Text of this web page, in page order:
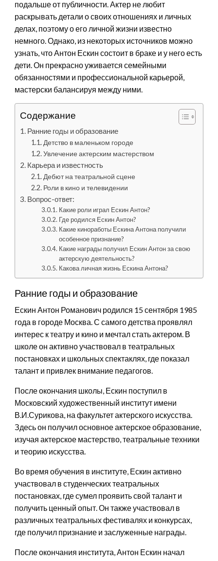
подальше от публичности. Актер не любит
раскрывать детали о своих отношениях и личных
делах, поэтому о его личной жизни известно
немного. Однако, из некоторых источников можно
узнать, что Антон Ескин состоит в браке и у него есть
дети. Он прекрасно уживается семейными
обязанностями и профессиональной карьерой,
мастерски балансируя между ними.
Содержание
Ранние годы и образование
Детство в маленьком городе
Увлечение актерским мастерством
Карьера и известность
Дебют на театральной сцене
Роли в кино и телевидении
Вопрос-ответ:
Какие роли играл Ескин Антон?
Где родился Ескин Антон?
Какие киноработы Ескина Антона получили
особенное признание?
Какие награды получил Ескин Антон за свою
актерскую деятельность?
Какова личная жизнь Ескина Антона?
Ранние годы и образование
Ескин Антон Романович родился 15 сентября 1985
года в городе Москва. С самого детства проявлял
интерес к театру и кино и мечтал стать актером. В
школе он активно участвовал в театральных
постановках и школьных спектаклях, где показал
талант и привлек внимание педагогов.
После окончания школы, Ескин поступил в
Московский художественный институт имени
В.И.Сурикова, на факультет актерского искусства.
Здесь он получил основное актерское образование,
изучая актерское мастерство, театральные техники
и теорию искусства.
Во время обучения в институте, Ескин активно
участвовал в студенческих театральных
постановках, где сумел проявить свой талант и
получить ценный опыт. Он также участвовал в
различных театральных фестивалях и конкурсах,
где получил признание и заслуженные награды.
После окончания института, Антон Ескин начал